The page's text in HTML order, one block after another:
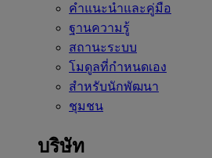
คำแนะนำและคู่มือ
ฐานความรู้
สถานะระบบ
โมดูลที่กำหนดเอง
สำหรับนักพัฒนา
ชุมชน
บริษัท